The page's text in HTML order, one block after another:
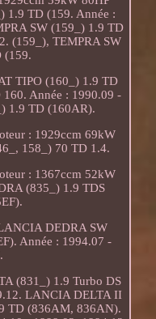
1.9 TD (159. Année :
SW (159_) 1.9 TD
(159_), TEMPRA SW
(159.
TIPO (160_) 1.9 TD
Année : 1990.09 -
1.9 TD (160AR).
: 1929ccm 69kW
158_) 70 TD 1.4.
: 1367ccm 52kW
(835_) 1.9 TDS
DEDRA SW
Année : 1994.07 -
(831_) 1.9 Turbo DS
LANCIA DELTA II
TD (836AM, 836AN).